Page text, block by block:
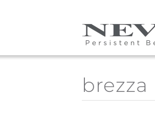
Skip to main content
brezza